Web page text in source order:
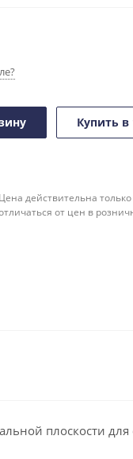
Купить в
Цена действительна
от цен в
плоскости